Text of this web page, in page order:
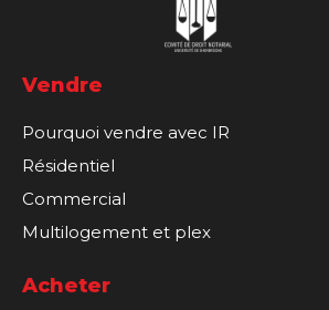
Vendre
Pourquoi vendre avec IR
Résidentiel
Commercial
Multilogement et plex
Acheter